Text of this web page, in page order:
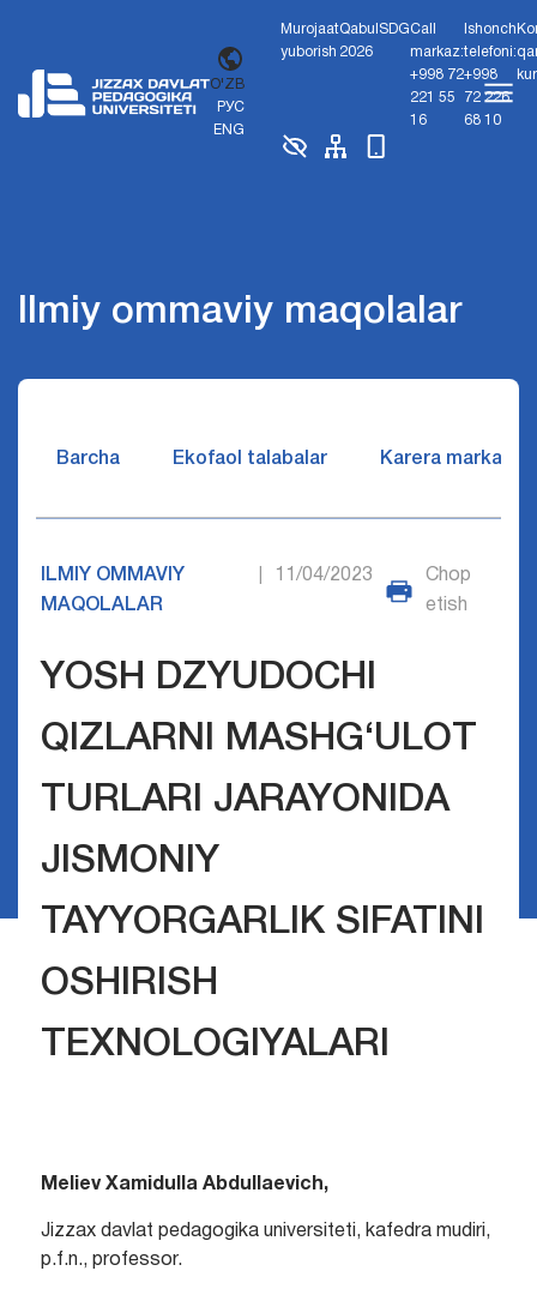
O'ZB
РУС
ENG
Murojaat
yuborish
Qabul
2026
SDGCall
markaz:
+998 72
221 55
16
Ishonch
telefoni:
+998
72 226
68 10
Ilmiy ommaviy maqolalar
Barcha Ekofaol talabalar Karera markazi
ILMIY OMMAVIY
MAQOLALAR
11/04/2023
Chop
etish
YOSH DZYUDOCHI
QIZLARNI MASHG‘ULOT
TURLARI JARAYONIDA
JISMONIY
TAYYORGARLIK SIFATINI
OSHIRISH
TEXNOLOGIYALARI
Meliev Xamidulla Abdullaevich,
Jizzax davlat pedagogika universiteti, kafedra mudiri,
p.f.n., professor.